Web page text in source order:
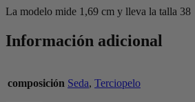
La modelo mide 1,69 cm y lleva la talla 38
Información adicional
composición Seda, Terciopelo